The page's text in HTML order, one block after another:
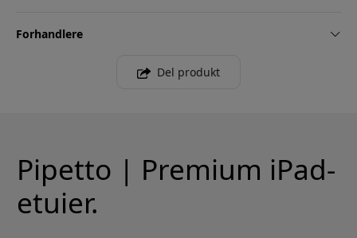
Forhandlere
Del produkt
Pipetto | Premium iPad-
etuier.